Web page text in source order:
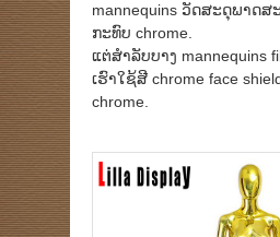
mannequins ວັດສະດຸພາດສ
ກະທົບ chrome.
ແຕ່ສໍາລັບບາງ mannequins
ເຮົາໃຊ້ສີ chrome face
chrome.